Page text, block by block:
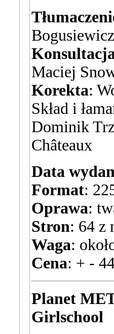
Maciej
Korekta:
Skład i
Dominik
Châteaux
Data
Format:
Oprawa:
Stron: 64 z
Waga:
Cena: + -
Planet
Girlschool